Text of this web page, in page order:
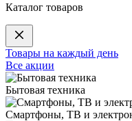
Каталог товаров
Товары на каждый день
Все акции
Бытовая техника
Смартфоны, ТВ и